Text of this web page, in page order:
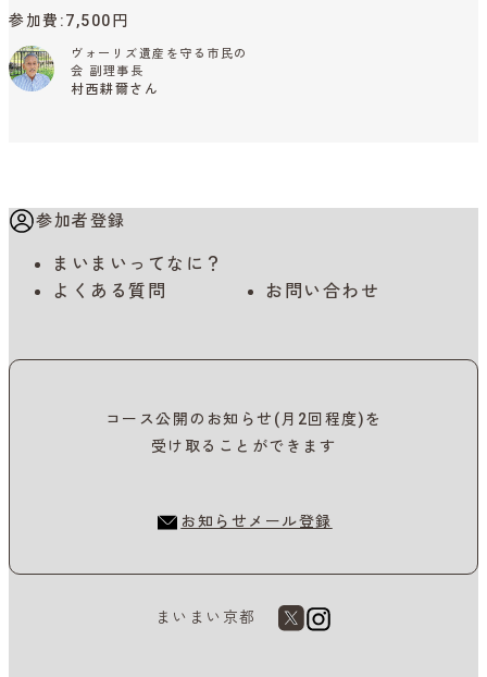
参加費 7,500円
ヴォーリズ遺産を守る市民の
会 副理事長
村西耕爾さん
参加者登録
まいまいってなに？
よくある質問
お問い合わせ
コース公開のお知らせ(月2回程度)を
受け取ることができます
お知らせメール登録
まいまい京都